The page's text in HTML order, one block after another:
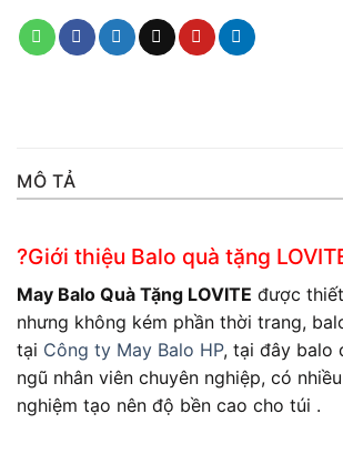
MÔ TẢ
?Giới thiệu Balo quà tặng
May Balo Quà Tặng LOVITE được
nhưng không kém phần thời trang,
tại Công ty May Balo HP, tại đây balo
ngũ nhân viên chuyên nghiệp, có
nghiệm tạo nên độ bền cao cho túi .